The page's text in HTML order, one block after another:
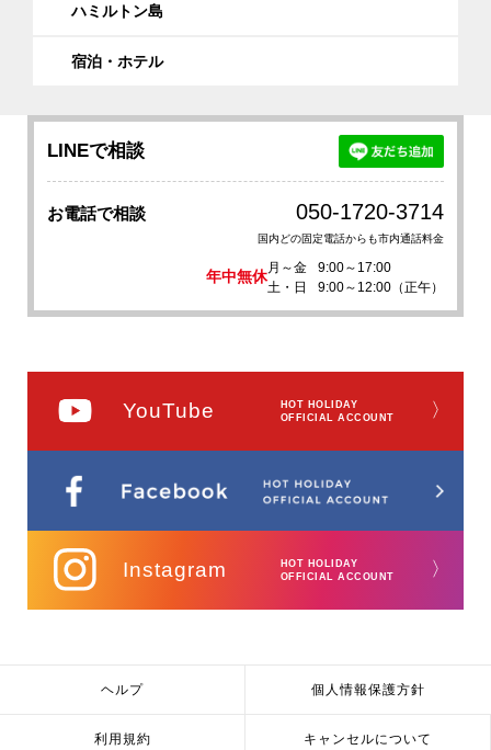
ハミルトン島
宿泊・ホテル
LINEで相談
お電話で相談 050-1720-3714
国内どの固定電話からも市内通話料金
年中無休
月～金
9:00～17:00
土・日
9:00～12:00（正午）
YouTube
HOT HOLIDAY
OFFICIAL ACCOUNT
〉
Instagram
HOT HOLIDAY
OFFICIAL ACCOUNT
〉
ヘルプ 個人情報保護方針
利用規約 キャンセルについて